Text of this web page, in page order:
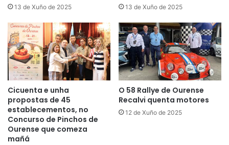
13 de Xuño de 2025 13 de Xuño de 2025
Cicuenta e unha
propostas de 45
establecementos, no
Concurso de Pinchos de
Ourense que comeza
mañá
O 58 Rallye de Ourense
Recalvi quenta motores
12 de Xuño de 2025